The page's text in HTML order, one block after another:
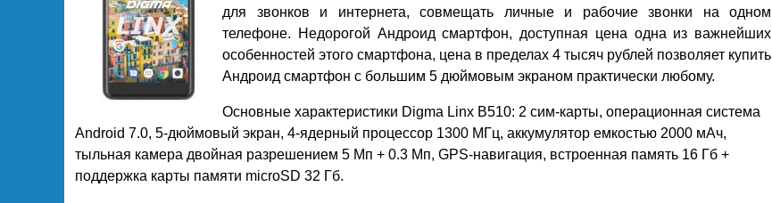
для звонков и интернета, совмещать личные и рабочие звонки на одном
телефоне. Недорогой Андроид смартфон, доступная цена одна из важнейших
особенностей этого смартфона, цена в пределах 4 тысяч рублей позволяет купить
Андроид смартфон с большим 5 дюймовым экраном практически любому.
Основные характеристики Digma Linx B510: 2 сим-карты, операционная система
Android 7.0, 5-дюймовый экран, 4-ядерный процессор 1300 МГц, аккумулятор емкостью 2000 мAч,
тыльная камера двойная разрешением 5 Мп + 0.3 Мп, GPS-навигация, встроенная память 16 Гб +
поддержка карты памяти microSD 32 Гб.